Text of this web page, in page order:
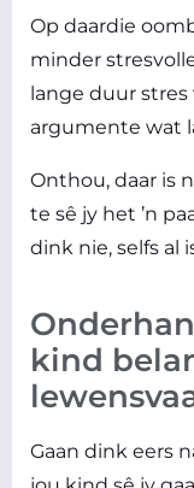
Op daardie
minder
lange duur
argumente wat
Onthou, daar is
te sê jy het ’n
dink nie, selfs al
kind
Gaan dink eers